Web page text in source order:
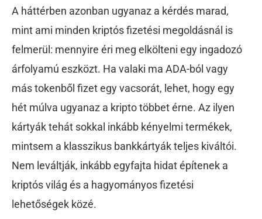
A háttérben azonban ugyanaz a kérdés marad,
mint ami minden kriptós fizetési megoldásnál is
felmerül: mennyire éri meg elkölteni egy ingadozó
árfolyamú eszközt. Ha valaki ma ADA-ból vagy
más tokenből fizet egy vacsorát, lehet, hogy egy
hét múlva ugyanaz a kripto többet érne. Az ilyen
kártyák tehát sokkal inkább kényelmi termékek,
mintsem a klasszikus bankkártyák teljes kiváltói.
Nem leváltják, inkább egyfajta hidat építenek a
kriptós világ és a hagyományos fizetési
lehetőségek közé.